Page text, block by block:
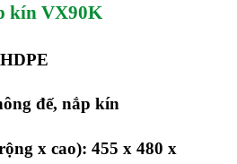
kín VX90K
HDPE
đế, nắp kín
x cao): 455 x 480 x